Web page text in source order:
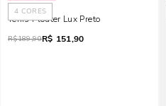
4 CORES
Tênis Floater Lux Preto
R$189,90R$ 151,90